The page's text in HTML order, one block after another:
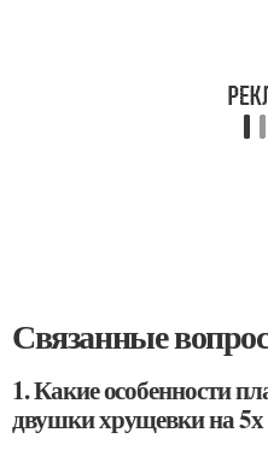
Связанные
1. Какие особенности
двушки хрущевки на 5х